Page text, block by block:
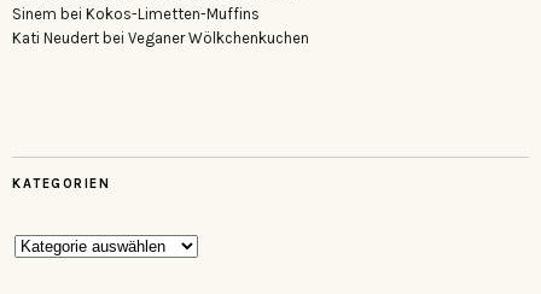
Sinem bei Kokos-Limetten-Muffins
Kati Neudert bei Veganer Wölkchenkuchen
KATEGORIEN
Kategorien